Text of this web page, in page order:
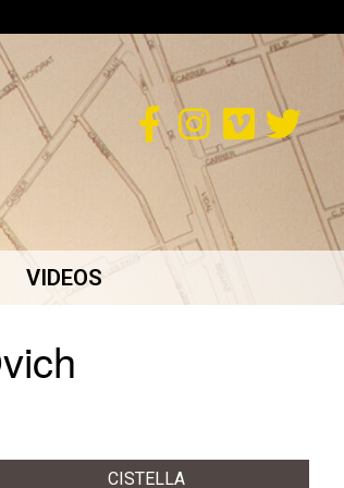
VIDEOS
CISTELLA